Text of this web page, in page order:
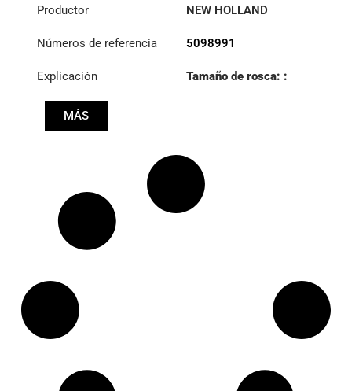
Productor NEW HOLLAND
Números de referencia 5098991
Explicación
Tamaño de rosca: :
Longitud: (mm):
100mm
MÁS